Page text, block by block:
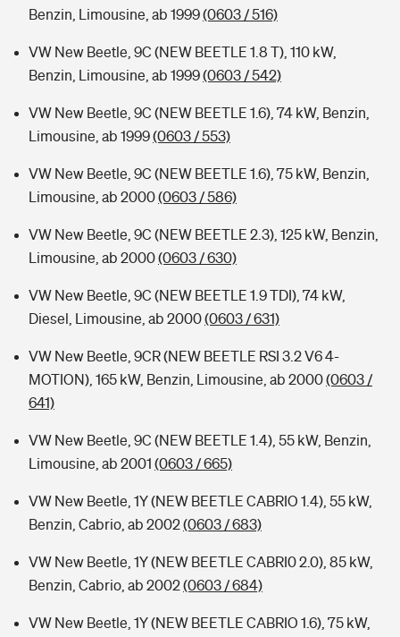
Sie haben Fragen?
Benzin, Limousine, ab 1999(0603 / 516)
VW New Beetle, 9C (NEW BEETLE 1.8 T), 110 kW,
Benzin, Limousine, ab 1999(0603 / 542)
VW New Beetle, 9C (NEW BEETLE 1.6), 74 kW, Benzin,
Limousine, ab 1999(0603 / 553)
VW New Beetle, 9C (NEW BEETLE 1.6), 75 kW, Benzin,
Limousine, ab 2000(0603 / 586)
VW New Beetle, 9C (NEW BEETLE 2.3), 125 kW, Benzin,
Limousine, ab 2000(0603 / 630)
VW New Beetle, 9C (NEW BEETLE 1.9 TDI), 74 kW,
Diesel, Limousine, ab 2000(0603 / 631)
VW New Beetle, 9CR (NEW BEETLE RSI 3.2 V6 4-
MOTION), 165 kW, Benzin, Limousine, ab 2000(0603 /
641)
VW New Beetle, 9C (NEW BEETLE 1.4), 55 kW, Benzin,
Limousine, ab 2001 (0603 / 665)
VW New Beetle, 1Y (NEW BEETLE CABRIO 1.4), 55 kW,
Benzin, Cabrio, ab 2002(0603 / 683)
VW New Beetle, 1Y (NEW BEETLE CABRI0 2.0), 85 kW,
Benzin, Cabrio, ab 2002(0603 / 684)
VW New Beetle, 1Y (NEW BEETLE CABRIO 1.6), 75 kW,